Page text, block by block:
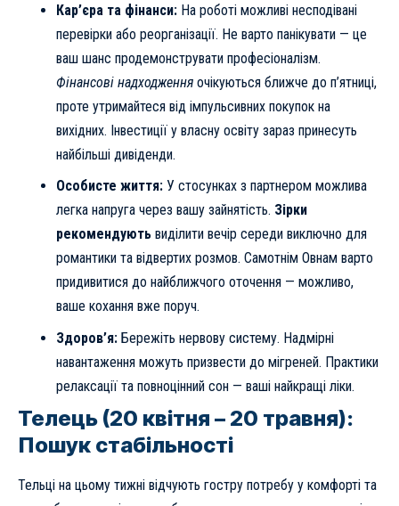
Кар’єра та фінанси:На роботі можливі несподівані
перевірки або реорганізації. Не варто панікувати — це
ваш шанс продемонструвати професіоналізм.
Фінансові надходженняочікуються ближче до п’ятниці,
проте утримайтеся від імпульсивних покупок на
вихідних. Інвестиції у власну освіту зараз принесуть
найбільші дивіденди.
Особисте життя:У стосунках з партнером можлива
легка напруга через вашу зайнятість. Зірки
рекомендуютьвиділити вечір середи виключно для
романтики та відвертих розмов. Самотнім Овнам варто
придивитися до найближчого оточення — можливо,
ваше кохання вже поруч.
Здоров’я:Бережіть нервову систему. Надмірні
навантаження можуть призвести до мігреней. Практики
релаксації та повноцінний сон — ваші найкращі ліки.
Телець (20 квітня – 20 травня):
Пошук стабільності
Тельці на цьому тижні відчують гостру потребу у комфорті та